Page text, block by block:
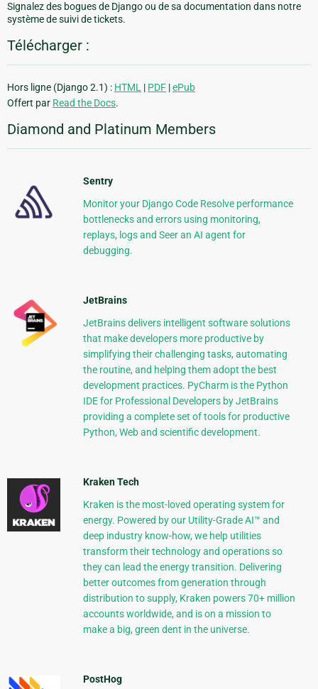
Signalez des bogues de Django ou de sa documentation dans notre
système de suivi de tickets.
Télécharger :
Hors ligne (Django 2.1) : HTML | PDF |ePub
Offert par Read the Docs.
Diamond and Platinum Members
Sentry
Monitor your Django Code Resolve performance
bottlenecks and errors using monitoring,
replays, logs and Seer an AI agent for
debugging.
JetBrains
JetBrains delivers intelligent software solutions
that make developers more productive by
simplifying their challenging tasks, automating
the routine, and helping them adopt the best
development practices. PyCharm is the Python
IDE for Professional Developers by JetBrains
providing a complete set of tools for productive
Python, Web and scientific development.
Kraken Tech
Kraken is the most-loved operating system for
energy. Powered by our Utility-Grade AI™ and
deep industry know-how, we help utilities
transform their technology and operations so
they can lead the energy transition. Delivering
better outcomes from generation through
distribution to supply, Kraken powers 70+ million
accounts worldwide, and is on a mission to
make a big, green dent in the universe.
PostHog